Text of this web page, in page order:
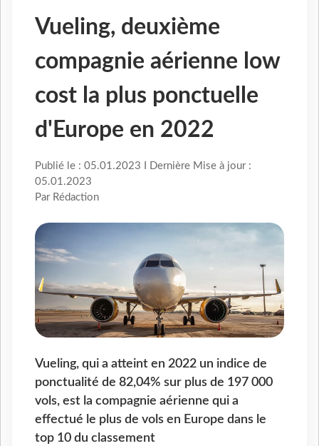
Vueling, deuxième
compagnie aérienne low
cost la plus ponctuelle
d'Europe en 2022
Publié le : 05.01.2023 I Dernière Mise à jour :
05.01.2023
Par Rédaction
Vueling, qui a atteint en 2022 un indice de
ponctualité de 82,04% sur plus de 197 000
vols, est la compagnie aérienne qui a
effectué le plus de vols en Europe dans le
top 10 du classement